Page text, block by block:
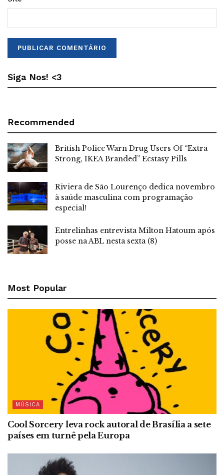
Siga Nos! <3
Recommended
British Police Warn Drug Users Of “Extra
Strong, IKEA Branded” Ecstasy Pills
Riviera de São Lourenço dedica novembro
à saúde masculina com programação
especial!
Entrelinhas entrevista Milton Hatoum após
posse na ABL nesta sexta (8)
Most Popular
MÚSICA
Cool Sorcery leva rock autoral de Brasília a sete
países em turnê pela Europa